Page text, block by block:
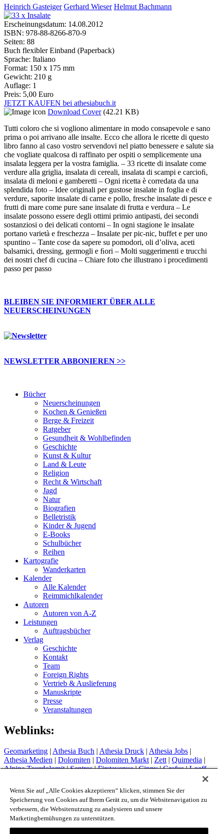
Heinrich Gasteiger Gerhard Wieser Helmut Bachmann
Erscheinungsdatum: 14.08.2012
ISBN: 978-88-8266-870-9
Seiten: 88
Buch flexibler Einband (Paperback)
Sprache: Italiano
Format: 150 x 175 mm
Gewicht: 210 g
Auflage: 1
Preis: 5,00 Euro
JETZT KAUFEN bei athesiabuch.it
Download Cover (42.21 KB)
Tutti coloro che si vogliono alimentare in modo consapevole e sano
prima o poi arrivano alle insalte. Ecco che allora le ricette di questo
libro fanno al caso vostro servendovi nel piatto benessere e salute sia
che vogliate qualcosa di raffinato per ospiti o semplicemente una
insalata leggera per la vostra famiglia. – 33 ricette di insalate come
verdure alla griglia, insalata di cereali, insalata di scampi e carcioﬁ,
insalata di meloni e gamberetti – Ogni ricetta è corredata da una
splendida foto – Idee originali per gustose insalate in foglia e di
verdure, saporite insalate di carne e pollo, fresche insalate di pesce e
frutti di mare come pure sane insalate di frutta e verdura – Le
insalate possono essere degli ottimi primio antipasti, dei secondi
sostanziosi o dei delicati contorni – In ogni stagione le insalate
portano varietà e freschezza – Insalate per pic-nic, buffet e per uno
spuntino – Tante cose da sapere su pomodori, oli d’oliva, aceti
balsamici, dressing, germogli e ﬁori – Molti suggerimenti e trucchi
dei nostri chef di cucina – Chiare foto che illustrano i procedimenti
passo per passo
BLEIBEN SIE INFORMIERT ÜBER ALLE
NEUERSCHEINUNGEN
NEWSLETTER ABBONIEREN >>
Bücher
Neuerscheinungen
Kochen & Genießen
Berge & Freizeit
Ratgeber
Gesundheit & Wohlbefinden
Geschichte
Kunst & Kultur
Land & Leute
Religion
Recht & Wirtschaft
Jagd
Natur
Biografien
Belletristik
Kinder & Jugend
E-Books
Schulbücher
Reihen
Kartografie
Wanderkarten
Kalender
Alle Kalender
Reimmichlkalender
Autoren
Autoren von A-Z
Leistungen
Auftragsbücher
Verlag
Geschichte
Kontakt
Team
Foreign Rights
Vertrieb & Auslieferung
Manuskripte
Presse
Veranstaltungen
Weblinks:
Geomarketing | Athesia Buch | Athesia Druck | Athesia Jobs |
Athesia Medien | Dolomiten | Dolomiten Markt | Zett | Quimedia |
Alpina Tourdolomit|Sentres|Firstavenue|Cippy|Grafus|Loeff
Schnals|Sport Media Südtirol
Impressum
Privacy Policy
Cookie Policy
Wenn Sie auf „Alle Cookies akzeptieren“ klicken, stimmen Sie der
Speicherung von Cookies auf Ihrem Gerät zu, um die Websitenavigation zu
verbessern, die Websitenutzung zu analysieren und unsere
Marketingbemühungen zu unterstützen.